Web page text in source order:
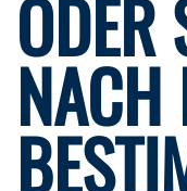
ODER
NACH